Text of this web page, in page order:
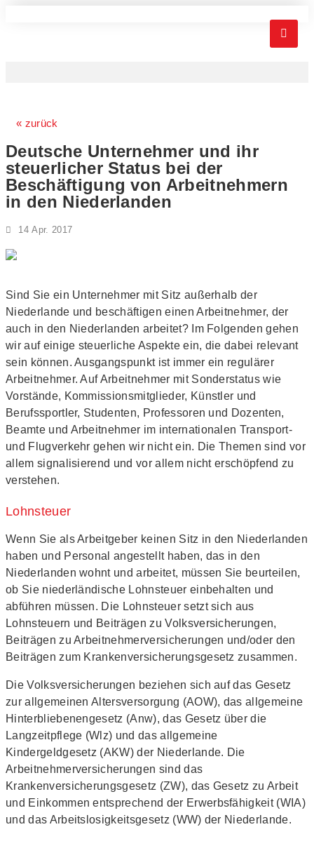

« zurück
Deutsche Unternehmer und ihr
steuerlicher Status bei der
Beschäftigung von Arbeitnehmern
in den Niederlanden
14 Apr. 2017
Sind Sie ein Unternehmer mit Sitz außerhalb der
Niederlande und beschäftigen einen Arbeitnehmer, der
auch in den Niederlanden arbeitet? Im Folgenden gehen
wir auf einige steuerliche Aspekte ein, die dabei relevant
sein können. Ausgangspunkt ist immer ein regulärer
Arbeitnehmer. Auf Arbeitnehmer mit Sonderstatus wie
Vorstände, Kommissionsmitglieder, Künstler und
Berufssportler, Studenten, Professoren und Dozenten,
Beamte und Arbeitnehmer im internationalen Transport-
und Flugverkehr gehen wir nicht ein. Die Themen sind vor
allem signalisierend und vor allem nicht erschöpfend zu
verstehen.
Lohnsteuer
Wenn Sie als Arbeitgeber keinen Sitz in den Niederlanden
haben und Personal angestellt haben, das in den
Niederlanden wohnt und arbeitet, müssen Sie beurteilen,
ob Sie niederländische Lohnsteuer einbehalten und
abführen müssen. Die Lohnsteuer setzt sich aus
Lohnsteuern und Beiträgen zu Volksversicherungen,
Beiträgen zu Arbeitnehmerversicherungen und/oder den
Beiträgen zum Krankenversicherungsgesetz zusammen.
Die Volksversicherungen beziehen sich auf das Gesetz
zur allgemeinen Altersversorgung (AOW), das allgemeine
Hinterbliebenengesetz (Anw), das Gesetz über die
Langzeitpflege (Wlz) und das allgemeine
Kindergeldgesetz (AKW) der Niederlande. Die
Arbeitnehmerversicherungen sind das
Krankenversicherungsgesetz (ZW), das Gesetz zu Arbeit
und Einkommen entsprechend der Erwerbsfähigkeit (WIA)
und das Arbeitslosigkeitsgesetz (WW) der Niederlande.